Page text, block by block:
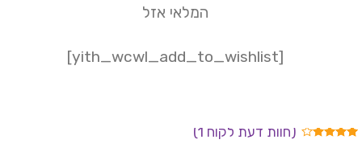
(חוות דעת לקוח1
)
המלאי אזל